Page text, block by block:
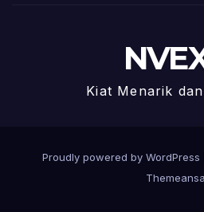
Kiat Menarik
Proudly powered by WordPress